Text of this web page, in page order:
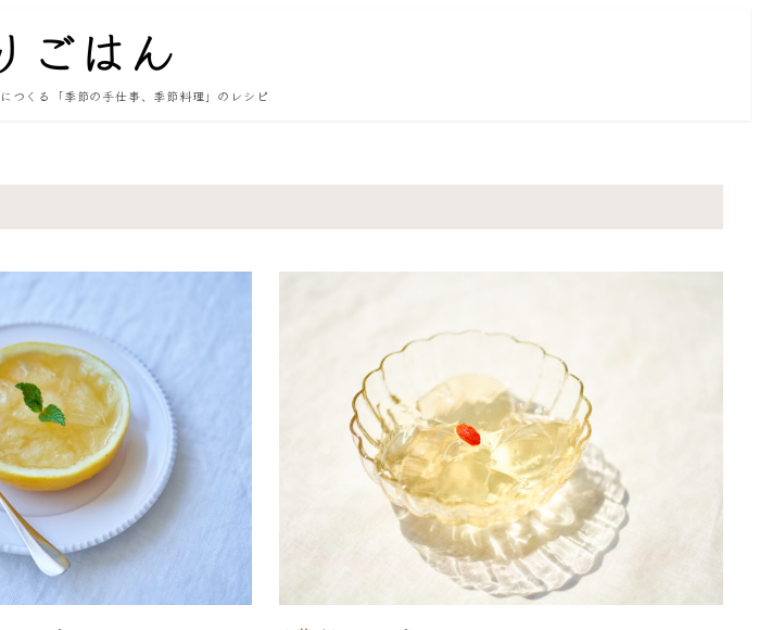
つくる「季節の手仕事、季節料理」のレシピ